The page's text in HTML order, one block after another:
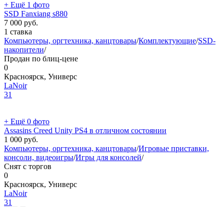
+ Ещё 1 фото
SSD Fanxiang s880
7 000 руб.
1 ставка
Компьютеры, оргтехника, канцтовары/Комплектующие/SSD-
накопители/
Продан по блиц-цене
0
Красноярск, Универс
LaNoir
31
+ Ещё 0 фото
Assasins Creed Unity PS4 в отличном состоянии
1 000 руб.
Компьютеры, оргтехника, канцтовары/Игровые приставки,
консоли, видеоигры/Игры для консолей/
Снят с торгов
0
Красноярск, Универс
LaNoir
31